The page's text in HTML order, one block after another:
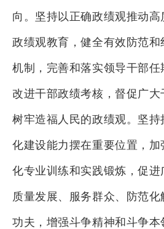
向。坚持以正确政绩观推动
政绩观教育，健全有效防范
机制，完善和落实领导干部
改进干部政绩考核，督促广
树牢造福人民的政绩观。坚
化建设能力摆在重要位置，
化专业训练和实践锻炼，促
质量发展、服务群众、防范
功夫，增强斗争精神和斗争